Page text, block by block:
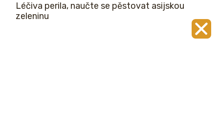
Léčiva perila, naučte se pěstovat asijskou
zeleninu